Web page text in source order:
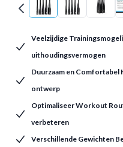
Veelzijdige
uithoudingsvermogen
Duurzaam en Comfortabel
ontwerp
Optimaliseer Workout
verbeteren
Verschillende Gewichten